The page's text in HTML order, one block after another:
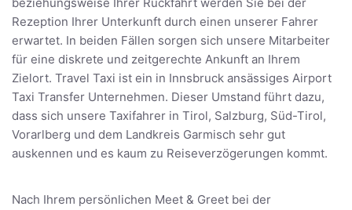
Rezeption Ihrer Unterkunft durch einen unserer Fahrer
erwartet. In beiden Fällen sorgen sich unsere Mitarbeiter
für eine diskrete und zeitgerechte Ankunft an Ihrem
Zielort. Travel Taxi ist ein in Innsbruck ansässiges Airport
Taxi Transfer Unternehmen. Dieser Umstand führt dazu,
dass sich unsere Taxifahrer in Tirol, Salzburg, Süd-Tirol,
Vorarlberg und dem Landkreis Garmisch sehr gut
auskennen und es kaum zu Reiseverzögerungen kommt.
Nach Ihrem persönlichen Meet & Greet bei der